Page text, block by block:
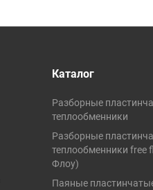
Каталог
Разборные
теплообменники
Разборные
теплообменники free
Флоу)
Паяные